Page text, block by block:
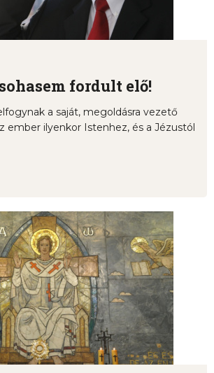
fordult elő!
a saját, megoldásra vezető
ember ilyenkor Istenhez, és a Jézustól